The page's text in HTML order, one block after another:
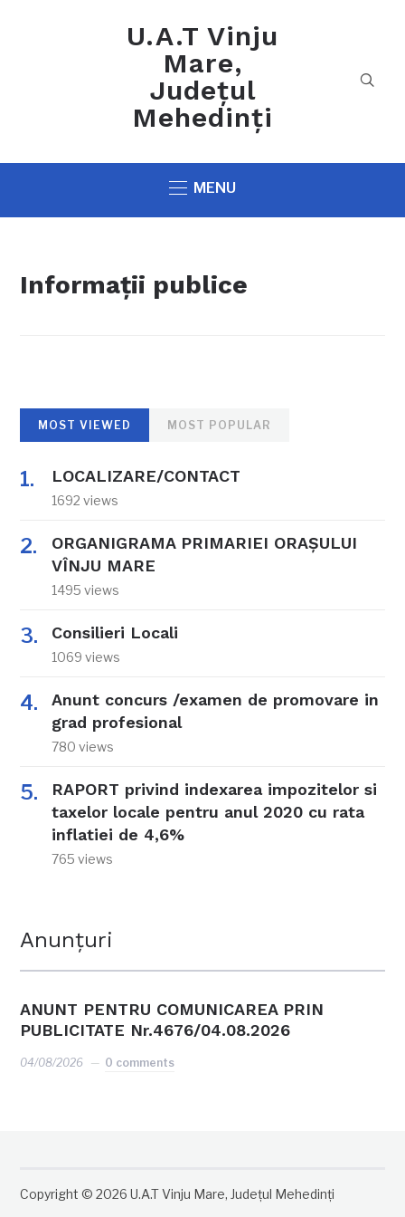
U.A.T Vinju
Mare,
Județul
Mehedinți
MENU
Informații publice
MOST VIEWED MOST POPULAR
LOCALIZARE/CONTACT
1692 views
ORGANIGRAMA PRIMARIEI ORAŞULUI
VÎNJU MARE
1495 views
Consilieri Locali
1069 views
Anunt concurs /examen de promovare in
grad profesional
780 views
RAPORT privind indexarea impozitelor si
taxelor locale pentru anul 2020 cu rata
inflatiei de 4,6%
765 views
Anunțuri
ANUNT PENTRU COMUNICAREA PRIN
PUBLICITATE Nr.4676/04.08.2026
04/08/2026 0 comments
Copyright © 2026 U.A.T Vinju Mare, Județul Mehedinți